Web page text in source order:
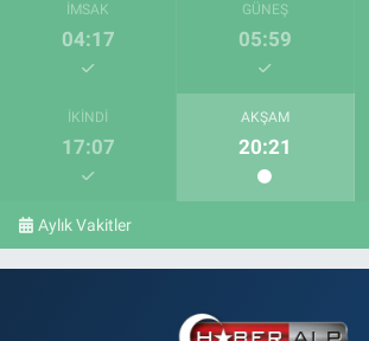
İMSAK
04:17
GÜNEŞ
05:59
İKINDI
17:07
AKŞAM
20:21
Aylık Vakitler